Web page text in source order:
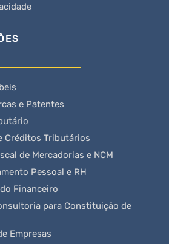
e Patentes
Créditos Tributários
de Mercadorias e NCM
Pessoal e RH
Financeiro
para Constituição de
Empresas